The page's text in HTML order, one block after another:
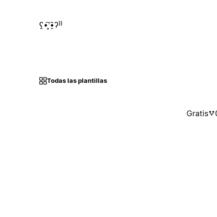
ʕ̯•͡ˑ͓•̯᷅ʔ⁾⁾
Todas las plantillas
Gratis